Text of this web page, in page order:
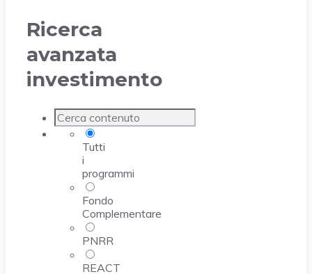
Ricerca
avanzata
investimento
Tutti
i
programmi
Fondo
Complementare
PNRR
REACT